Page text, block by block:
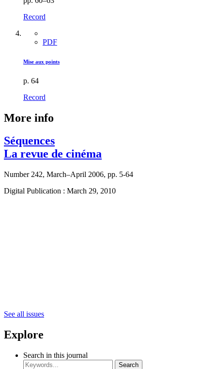
Record
PDF
Mise aux points
p. 64
Record
More info
Séquences
La revue de cinéma
Number 242, March–April 2006, pp. 5-64
Digital Publication : March 29, 2010
See all issues
Explore
Search in this journal
Search